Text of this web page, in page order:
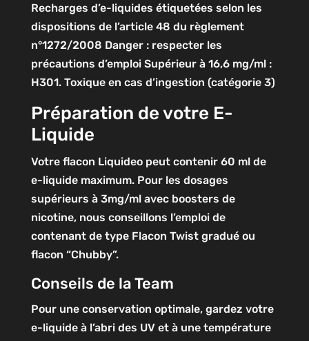
Recharges d’e-liquides étiquetées selon les
dispositions de l’article 48 du règlement
n°1272/2008 Danger : respecter les
précautions d’emploi Supérieur à 16,6 mg/ml :
H301. Toxique en cas d’ingestion (catégorie 3)
Préparation de votre E-
Liquide
Votre flacon Liquideo peut contenir 60 ml de
e-liquide maximum. Pour les dosages
supérieurs à 3mg/ml avec boosters de
nicotine, nous conseillons l’emploi de
contenant de type Flacon Twist gradué ou
flacon “Chubby”.
Conseils de la Team
Pour une conservation optimale, gardez votre
e-liquide à l’abri des UV et à une température